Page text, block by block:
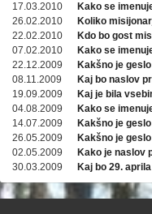
17.03.2010
Kako se
26.02.2010
Koliko
22.02.2010
Kdo bo gost
07.02.2010
Kako se
22.12.2009
Kakšno je
08.11.2009
Kaj bo naslov
19.09.2009
Kaj je bila
04.08.2009
Kako se
14.07.2009
Kakšno je
26.05.2009
Kakšno je
02.05.2009
Kako je naslov
30.03.2009
Kaj bo 29.